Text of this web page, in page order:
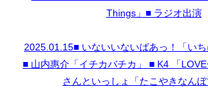
Things」■ ラジオ出演
2025.01.15■ いないいないばあっ！「いち
■ 山内惠介「イチカバチカ」 ■ K4 「
さんといっしょ「たこやきなんぼ